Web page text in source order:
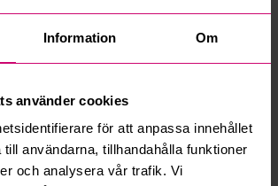
Information Om
använder cookies
för att anpassa innehållet
användarna, tillhandahålla funktioner
och analysera vår trafik. Vi
bud?
vunna objekt?